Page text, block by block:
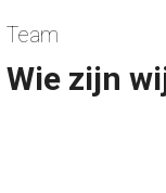
Team
Wie zijn